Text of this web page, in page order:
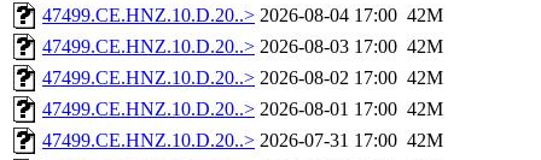
47499.CE.HNZ.10.D.20..> 2026-08-04 17:00 42M
47499.CE.HNZ.10.D.20..> 2026-08-03 17:00 42M
47499.CE.HNZ.10.D.20..> 2026-08-02 17:00 42M
47499.CE.HNZ.10.D.20..> 2026-08-01 17:00 42M
47499.CE.HNZ.10.D.20..> 2026-07-31 17:00 42M